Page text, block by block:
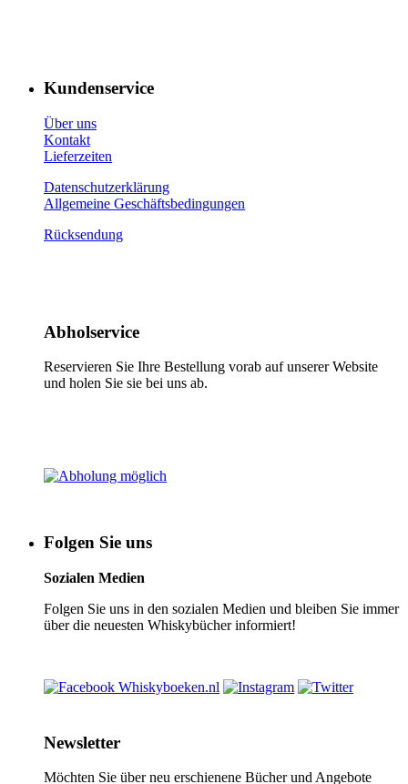
Kundenservice
Über uns
Kontakt
Lieferzeiten
Datenschutzerklärung
Allgemeine Geschäftsbedingungen
Rücksendung
Abholservice
Reservieren Sie Ihre Bestellung vorab auf unserer Website
und holen Sie sie bei uns ab.
Folgen Sie uns
Sozialen Medien
Folgen Sie uns in den sozialen Medien und bleiben Sie immer
über die neuesten Whiskybücher informiert!
Newsletter
Möchten Sie über neu erschienene Bücher und Angebote